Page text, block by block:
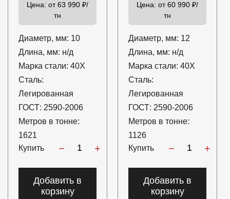
Цена: от 63 990 ₽/
тн
Диаметр, мм: 10
Длина, мм: н/д
Марка стали: 40Х
Сталь:
Легированная
ГОСТ: 2590-2006
Метров в тонне:
1621
Купить
− +
Добавить в
корзину
Цена: от 60 990 ₽/
тн
Диаметр, мм: 12
Длина, мм: н/д
Марка стали: 40Х
Сталь:
Легированная
ГОСТ: 2590-2006
Метров в тонне:
1126
Купить
− +
Добавить в
корзину